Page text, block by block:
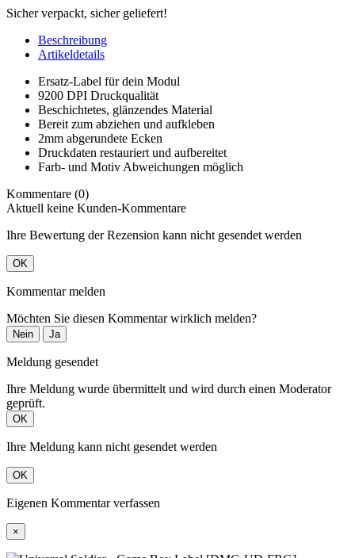
Sicher verpackt, sicher geliefert!
Beschreibung
Artikeldetails
Ersatz-Label für dein Modul
9200 DPI Druckqualität
Beschichtetes, glänzendes Material
Bereit zum abziehen und aufkleben
2mm abgerundete Ecken
Druckdaten restauriert und aufbereitet
Farb- und Motiv Abweichungen möglich
Kommentare (0)
Aktuell keine Kunden-Kommentare
Ihre Bewertung der Rezension kann nicht gesendet werden
OK
Kommentar melden
Möchten Sie diesen Kommentar wirklich melden?
Nein Ja
Meldung gesendet
Ihre Meldung wurde übermittelt und wird durch einen Moderator
geprüft.
OK
Ihre Meldung kann nicht gesendet werden
OK
Eigenen Kommentar verfassen
×